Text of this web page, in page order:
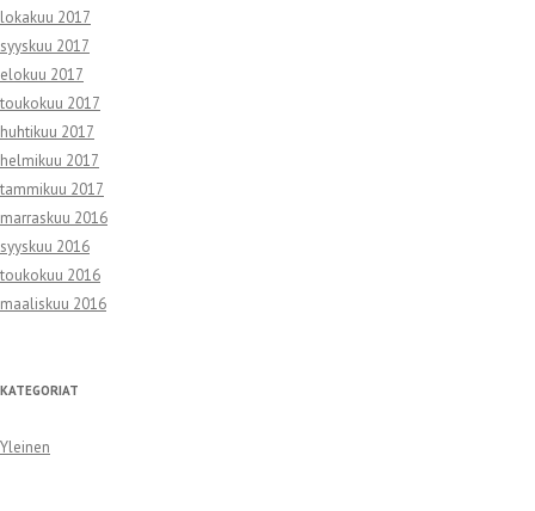
lokakuu 2017
syyskuu 2017
elokuu 2017
toukokuu 2017
huhtikuu 2017
helmikuu 2017
tammikuu 2017
marraskuu 2016
syyskuu 2016
toukokuu 2016
maaliskuu 2016
KATEGORIAT
Yleinen